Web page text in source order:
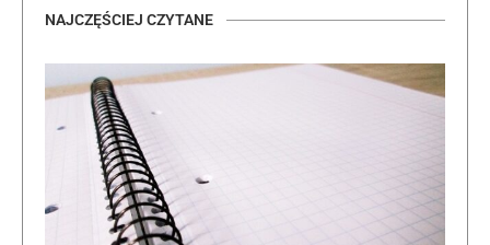
NAJCZĘŚCIEJ CZYTANE